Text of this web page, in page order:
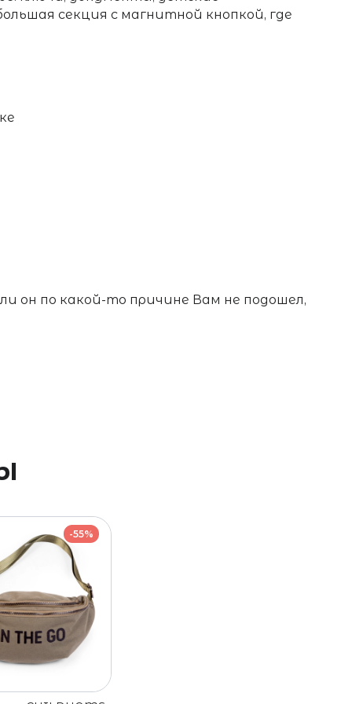
секция с магнитной кнопкой, где
он по какой-то причине Вам не подошел,
-55%